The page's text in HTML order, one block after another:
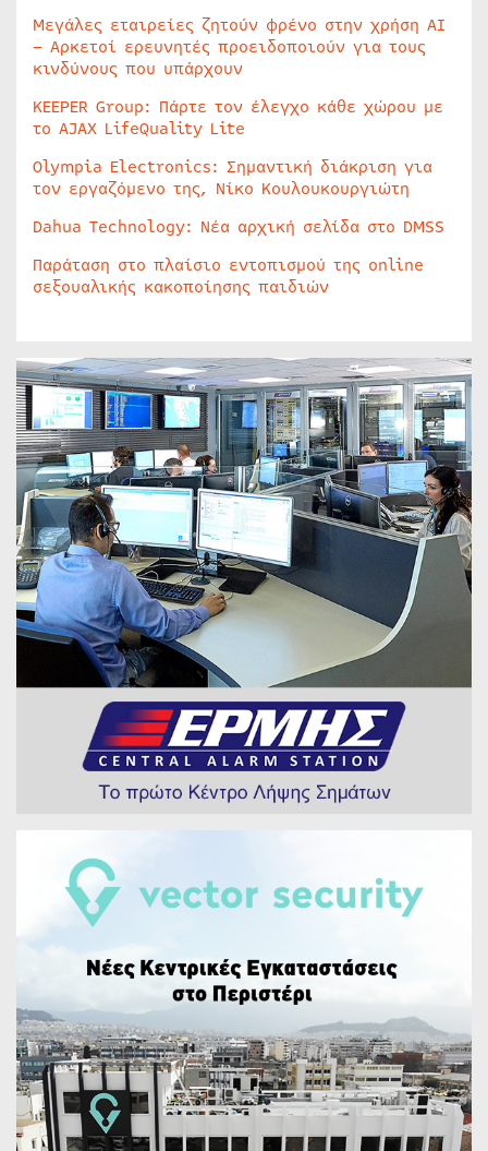
Μεγάλες εταιρείες ζητούν φρένο στην χρήση AI
– Αρκετοί ερευνητές προειδοποιούν για τους
κινδύνους που υπάρχουν
KEEPER Group: Πάρτε τον έλεγχο κάθε χώρου με
το AJAX LifeQuality Lite
Olympia Electronics: Σημαντική διάκριση για
τον εργαζόμενο της, Νίκο Κουλουκουργιώτη
Dahua Technology: Νέα αρχική σελίδα στο DMSS
Παράταση στο πλαίσιο εντοπισμού της online
σεξουαλικής κακοποίησης παιδιών